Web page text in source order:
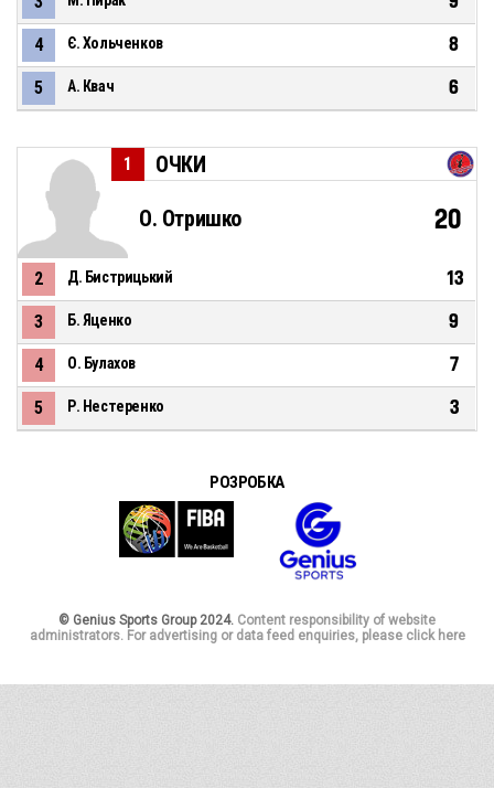
4 Є. Хольченков 8
5 А. Квач 6
ОЧКИ
1
О. Отришко 20
2 Д. Бистрицький 13
3 Б. Яценко 9
4 О. Булахов 7
5 Р. Нестеренко 3
РОЗРОБКА
© Genius Sports Group 2024. Content responsibility of website
administrators. For advertising or data feed enquiries, please click here